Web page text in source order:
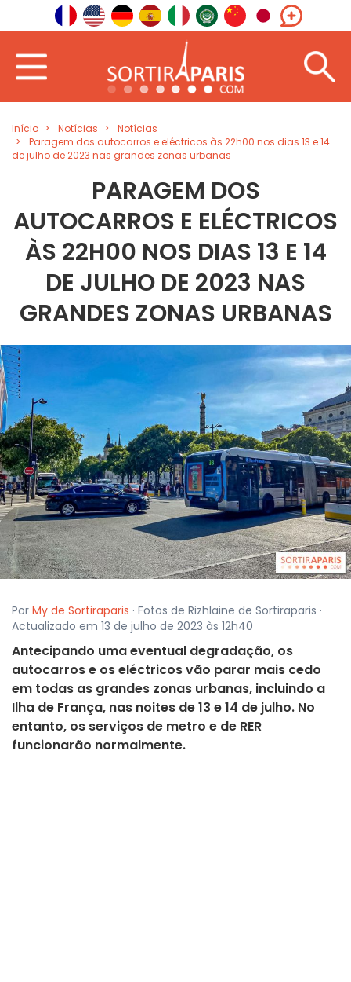
Início Notícias
Notícias
Paragem dos autocarros e eléctricos às 22h00 nos dias 13 e 14
de julho de 2023 nas grandes zonas urbanas
PARAGEM DOS
AUTOCARROS E ELÉCTRICOS
ÀS 22H00 NOS DIAS 13 E 14
DE JULHO DE 2023 NAS
GRANDES ZONAS URBANAS
Por My de Sortiraparis · Fotos de Rizhlaine de Sortiraparis ·
Actualizado em 13 de julho de 2023 às 12h40
Antecipando uma eventual degradação, os
autocarros e os eléctricos vão parar mais cedo
em todas as grandes zonas urbanas, incluindo a
Ilha de França, nas noites de 13 e 14 de julho. No
entanto, os serviços de metro e de RER
funcionarão normalmente.